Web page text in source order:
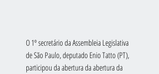
O 1º secretário da Assembleia Legislativa
de São Paulo, deputado Enio Tatto (PT),
participou da abertura da abertura da